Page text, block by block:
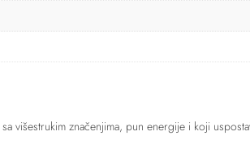
višestrukim značenjima, pun energije i koji